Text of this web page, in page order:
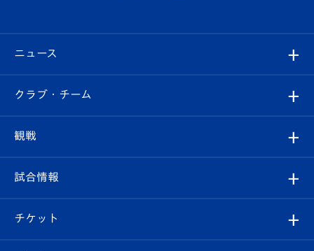
ニュース
すべて
クラブ
試合情報
クラブ・チーム
クラブ概要
エンブレム紹介
観戦
観戦ルール
はじめての観戦ガイド
試合情報
試合日程/結果
チケット